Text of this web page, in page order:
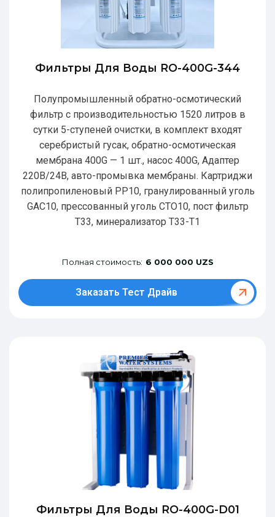
Фильтры Для Воды RO-400G-344
Полупромышленный обратно-осмотический
фильтр с производительностью 1520 литров в
сутки 5-ступеней очистки, в комплект входят
серебристый гусак, обратно-осмотическая
мембрана 400G — 1 шт., насос 400G, Адаптер
220В/24В, авто-промывка мембраны. Картриджи
полипропиленовый РР10, гранулированный уголь
GAC10, прессованный уголь CTO10, пост фильтр
T33, минерализатор Т33-Т1
Полная стоимость: 6 000 000 UZS
Заказать Тест Драйв
Фильтры Для Воды RO-400G-D01